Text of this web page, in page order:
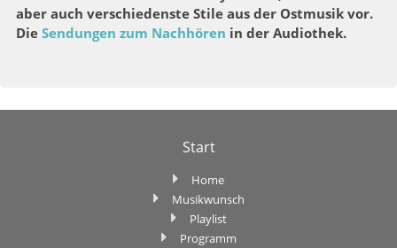
aber auch verschiedenste Stile aus der Ostmusik vor.
Die Sendungen zum Nachhören in der Audiothek.
Start
Home
Musikwunsch
Playlist
Programm